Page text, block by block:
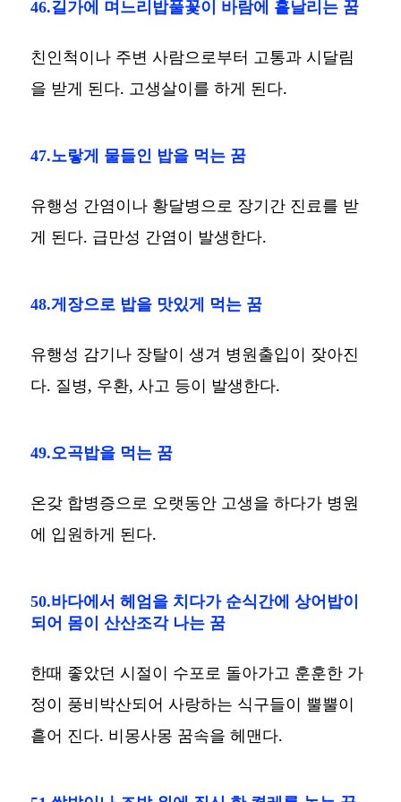
46.길가에 며느리밥풀꽃이 바람에 흩날리는 꿈
친인척이나 주변 사람으로부터 고통과 시달림
을 받게 된다. 고생살이를 하게 된다.
47.노랗게 물들인 밥을 먹는 꿈
유행성 간염이나 황달병으로 장기간 진료를 받
게 된다. 급만성 간염이 발생한다.
48.게장으로 밥을 맛있게 먹는 꿈
유행성 감기나 장탈이 생겨 병원출입이 잦아진
다. 질병, 우환, 사고 등이 발생한다.
49.오곡밥을 먹는 꿈
온갖 합병증으로 오랫동안 고생을 하다가 병원
에 입원하게 된다.
50.바다에서 헤엄을 치다가 순식간에 상어밥이
되어 몸이 산산조각 나는 꿈
한때 좋았던 시절이 수포로 돌아가고 훈훈한 가
정이 풍비박산되어 사랑하는 식구들이 뿔뿔이
흩어 진다. 비몽사몽 꿈속을 헤맨다.